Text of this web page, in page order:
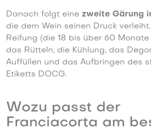
Danach folgt eine zweite Gärung
die dem Wein seinen Druck
Reifung (die 18 bis über 60 Monate
das Rütteln, die Kühlung, das
Auffüllen und das Aufbringen des
Etiketts DOCG.
Wozu passt der
Franciacorta am